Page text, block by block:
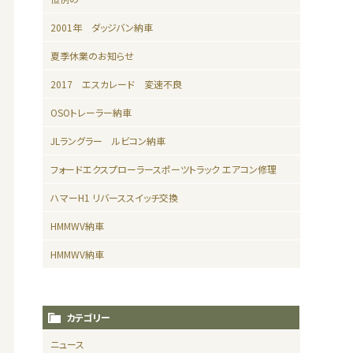
2001年 ダッジバン納車
夏季休業のお知らせ
2017 エスカレード 変速不良
OSOトレーラー納車
JLラングラー ルビコン納車
フォードエクスプローラースポーツトラック エアコン修理
ハマーH1 リバーススイッチ交換
HMMWV納車
HMMWV納車
カテゴリー
ニュース